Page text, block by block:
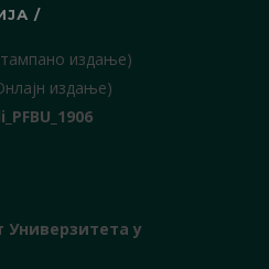
/
издање)
издање)
Универзитета у